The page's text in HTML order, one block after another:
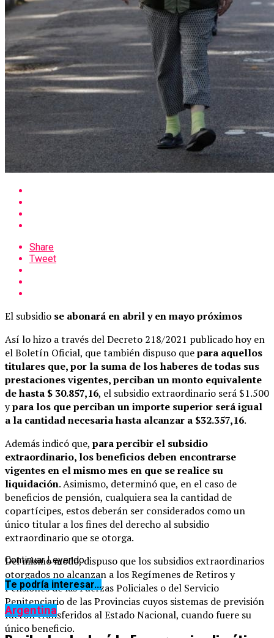
Share
Tweet
El subsidio se abonará en abril y en mayo próximos
Así lo hizo a través del Decreto 218/2021 publicado hoy en
el Boletín Oficial, que también dispuso quepara aquellos
titulares que, por la suma de los haberes de todas sus
prestaciones vigentes, perciban un monto equivalente
de hasta $ 30.857,16, el subsidio extraordinario será $1.500
ypara los que perciban un importe superior será igual
a la cantidad necesaria hasta alcanzar a $32.357,16.
Además indicó que, para percibir el subsidio
extraordinario, los beneficios deben encontrarse
vigentes en el mismo mes en que se realice su
liquidación. Asimismo, determinó que, en el caso de
beneficios de pensión, cualquiera sea la cantidad de
copartícipes, estos deberán ser considerados como un
único titular a los fines del derecho al subsidio
extraordinario que se otorga.
Del mismo modo, dispuso que los subsidios extraordinarios
otorgados no alcanzan a los Regímenes de Retiros y
Pensiones de las Fuerzas Policiales o del Servicio
Penitenciario de las Provincias cuyos sistemas de previsión
fueron transferidos al Estado Nacional, cuando fuere su
único beneficio.
Continuar Leyendo
Te podría interesar...
Argentina